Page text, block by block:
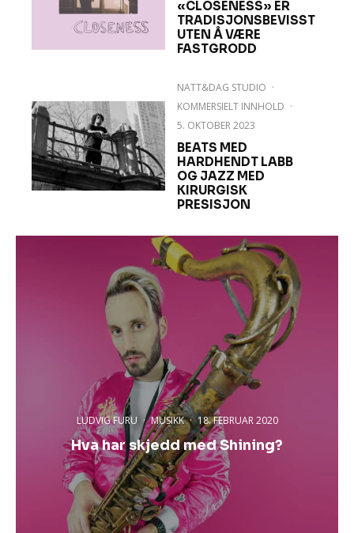
«CLOSENESS» ER
TRADISJONSBEVISST
UTEN Å VÆRE
FASTGRODD
NATT&DAG STUDIO ·
KOMMERSIELT INNHOLD ·
5. OKTOBER 2023
BEATS MED
HARDHENDT LABB
OG JAZZ MED
KIRURGISK
PRESISJON
LUDVIG FURU · MUSIKK · 18. FEBRUAR 2020
Hva har skjedd med Shining?